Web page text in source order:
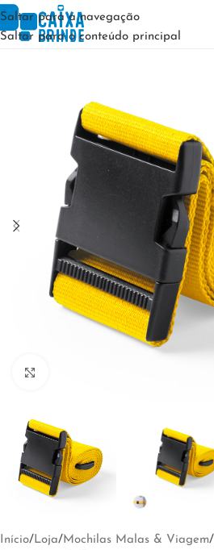
Saltar para a navegação
Saltar para o conteúdo principal
Início/Loja/Mochilas Malas & Viagem/